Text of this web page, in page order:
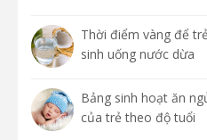
Thời điểm vàng để
sinh uống nước dừa
Bảng sinh hoạt ăn
của trẻ theo độ tuổi